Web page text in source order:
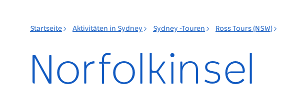
Startseite Aktivitäten in Sydney Sydney -Touren Ross Tours (NSW)
Norfolkinsel